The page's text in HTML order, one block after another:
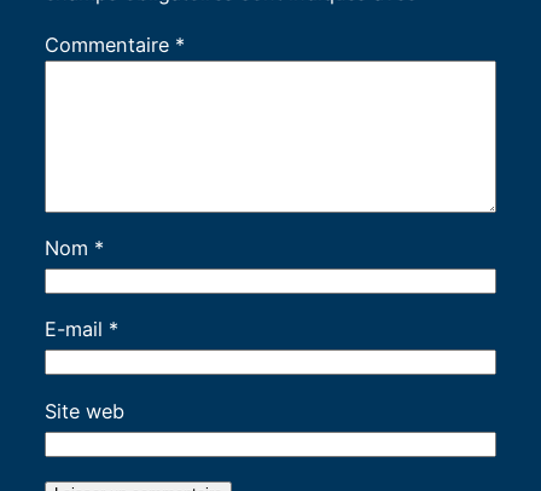
Commentaire *
Nom *
E-mail *
Site web